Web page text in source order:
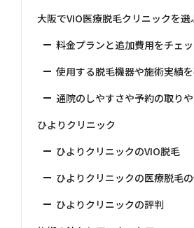
大阪でVIO医療脱毛クリニックを選
料金プランと追加費用をチェ
使用する脱毛機器や施術実績
通院のしやすさや予約の取り
ひよりクリニック
ひよりクリニックのVIO脱毛
ひよりクリニックの医療脱毛
ひよりクリニックの評判